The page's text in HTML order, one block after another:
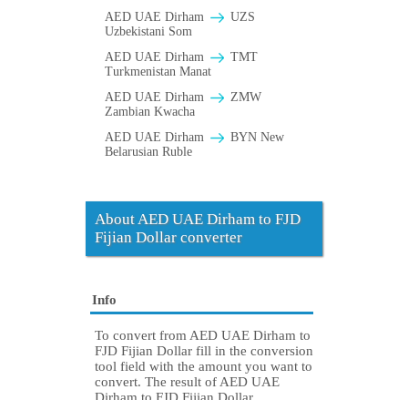
AED UAE Dirham
UZS
Uzbekistani Som
AED UAE Dirham
TMT
Turkmenistan Manat
AED UAE Dirham
ZMW
Zambian Kwacha
AED UAE Dirham
BYN New
Belarusian Ruble
About AED UAE Dirham to FJD
Fijian Dollar converter
Info
To convert from AED UAE Dirham to
FJD Fijian Dollar fill in the conversion
tool field with the amount you want to
convert. The result of AED UAE